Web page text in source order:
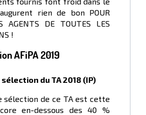
rien de bon POUR
AGENTS DE TOUTES LES
!
AFiPA 2019
sélection du TA 2018 (IP)
sélection de ce TA est cette
en-dessous des 40 %